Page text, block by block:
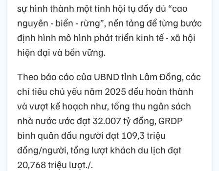
sự hình thành một tỉnh hội tụ đầy đủ “cao
nguyên - biển - rừng”, nền tảng để từng bước
định hình mô hình phát triển kinh tế - xã hội
hiện đại và bền vững.
Theo báo cáo của UBND tỉnh Lâm Đồng, các
chỉ tiêu chủ yếu năm 2025 đều hoàn thành
và vượt kế hoạch như, tổng thu ngân sách
nhà nước ước đạt 32.007 tỷ đồng, GRDP
bình quân đầu người đạt 109,3 triệu
đồng/người, tổng lượt khách du lịch đạt
20,768 triệu lượt./.